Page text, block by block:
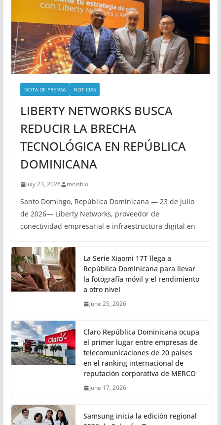
NOTA DE PRENSA NOTICIAS
LIBERTY NETWORKS BUSCA
REDUCIR LA BRECHA
TECNOLÓGICA EN REPÚBLICA
DOMINICANA
July 23, 2026 mnishio
Santo Domingo, República Dominicana — 23 de julio
de 2026— Liberty Networks, proveedor de
conectividad empresarial e infraestructura digital en
La Serie Xiaomi 17T llega a
República Dominicana para llevar
la fotografía móvil y el rendimiento
a otro nivel
June 25, 2026
Claro República Dominicana ocupa
el primer lugar entre empresas de
telecomunicaciones de 20 países
en el ranking internacional de
reputación corporativa de MERCO
June 17, 2026
Samsung inicia la edición regional